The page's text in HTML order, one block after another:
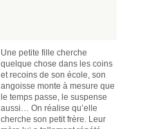
Une petite fille cherche
quelque chose dans les coins
et recoins de son école, son
angoisse monte à mesure que
le temps passe, le suspense
aussi… On réalise qu’elle
cherche son petit frère. Leur